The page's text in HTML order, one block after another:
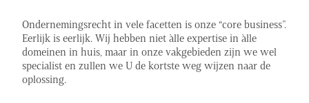
Ondernemingsrecht in vele facetten is onze “core business”.
Eerlijk is eerlijk. Wij hebben niet àlle expertise in àlle
domeinen in huis, maar in onze vakgebieden zijn we wel
specialist en zullen we U de kortste weg wijzen naar de
oplossing.